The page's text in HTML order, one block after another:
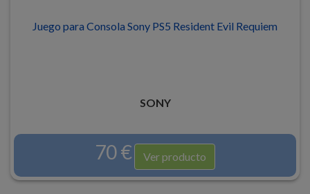
Juego para Consola Sony PS5 Resident Evil Requiem
SONY
70 € Ver producto